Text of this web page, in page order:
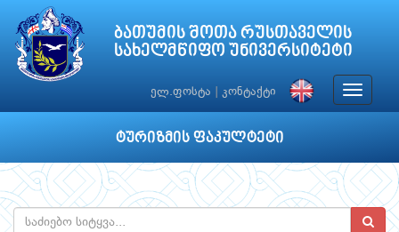
ბათუმის შოთა რუსთაველის
სახელმწიფო უნივერსიტეტი
ელ.ფოსტა კონტაქტი
Toggle
ტურიზმის ფაკულტეტი